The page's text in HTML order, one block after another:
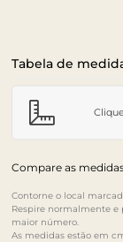
Tabela de
Compare as
Contorne o local
Respire normalmente e
maior número.
As medidas estão em